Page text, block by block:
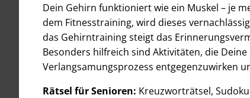
Dein Gehirn funktioniert wie ein Muskel – je
dem Fitnesstraining, wird dieses
das Gehirntraining steigt das
Besonders hilfreich sind Aktivitäten, die
Verlangsamungsprozess entgegenzuwirken
Rätsel für Senioren: Kreuzworträtsel,